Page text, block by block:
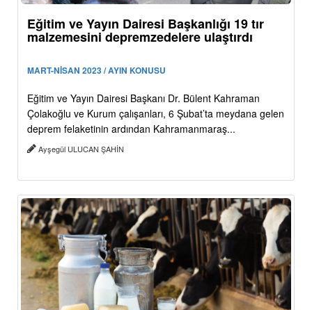
Eğitim ve Yayın Dairesi Başkanlığı 19 tır
malzemesini depremzedelere ulaştırdı
MART-NİSAN 2023 / AYIN KONUSU
Eğitim ve Yayın Dairesi Başkanı Dr. Bülent Kahraman
Çolakoğlu ve Kurum çalışanları, 6 Şubat’ta meydana gelen
deprem felaketinin ardından Kahramanmaraş...
Ayşegül ULUCAN ŞAHİN